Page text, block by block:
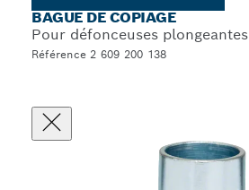
BAGUE DE COPIAGE
Pour défonceuses plongeantes
Référence 2 609 200 138